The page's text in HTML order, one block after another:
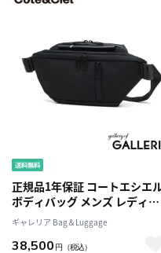
正規品1年保証 コートエシエル
ボディバッグ メンズ レディー
ス ワンショルダー Cote&Ciel
バッグ ブランド 小さめ おしゃ
れ 軽量 軽い ナイロン 4L ウエス
ギャレリア Bag＆Luggage
38,500 円 （税込）